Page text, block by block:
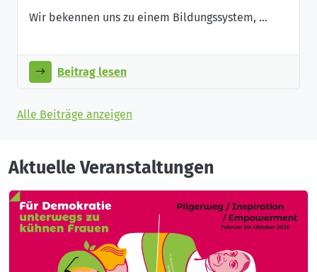
Wir bekennen uns zu einem Bildungssystem, ...
Beitrag lesen
Alle Beiträge anzeigen
Aktuelle Veranstaltungen